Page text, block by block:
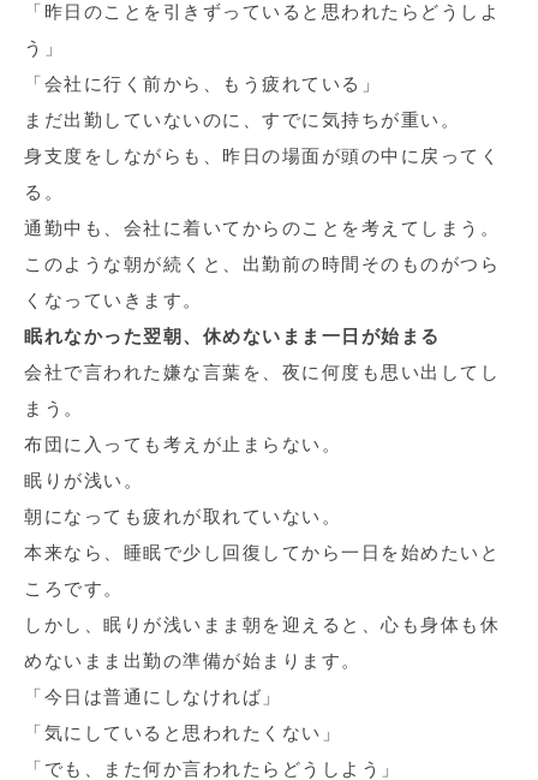
「昨日のことを引きずっていると思われたらどうしよ
う」
「会社に行く前から、もう疲れている」
まだ出勤していないのに、すでに気持ちが重い。
身支度をしながらも、昨日の場面が頭の中に戻ってく
る。
通勤中も、会社に着いてからのことを考えてしまう。
このような朝が続くと、出勤前の時間そのものがつら
くなっていきます。
眠れなかった翌朝、休めないまま一日が始まる
会社で言われた嫌な言葉を、夜に何度も思い出してし
まう。
布団に入っても考えが止まらない。
眠りが浅い。
朝になっても疲れが取れていない。
本来なら、睡眠で少し回復してから一日を始めたいと
ころです。
しかし、眠りが浅いまま朝を迎えると、心も身体も休
めないまま出勤の準備が始まります。
「今日は普通にしなければ」
「気にしていると思われたくない」
「でも、また何か言われたらどうしよう」